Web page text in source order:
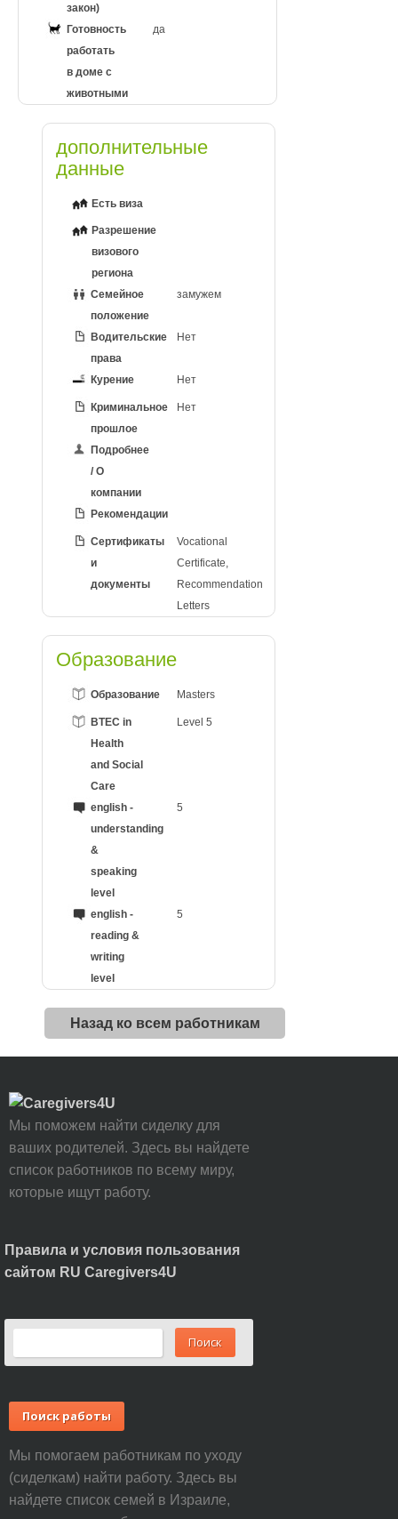
закон)
Готовность
работать
в доме с
животными
да
дополнительные
данные
Есть виза
Разрешение
визового
региона
Семейное
положение
замужем
Водительские
права
Нет
Курение Нет
Криминальное
прошлое
Нет
Подробнее
/ О
компании
Рекомендации
Сертификаты
и
документы
Vocational
Certificate,
Recommendation
Letters
Образование
Образование Masters
BTEC in
Health
and Social
Care
Level 5
english -
understanding
&
speaking
level
5
english -
reading &
writing
level
5
Назад ко всем работникам
Мы поможем найти сиделку для
ваших родителей. Здесь вы найдете
список работников по всему миру,
которые ищут работу.
Правила и условия пользования
сайтом RU Caregivers4U
Поиск работы
Мы помогаем работникам по уходу
(сиделкам) найти работу. Здесь вы
найдете список семей в Израиле,